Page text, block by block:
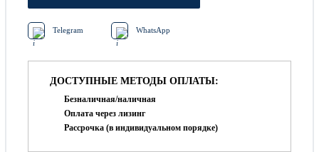
Telegram WhatsApp
ДОСТУПНЫЕ МЕТОДЫ ОПЛАТЫ:
Безналичная/наличная
Оплата через лизинг
Рассрочка (в индивидуальном порядке)